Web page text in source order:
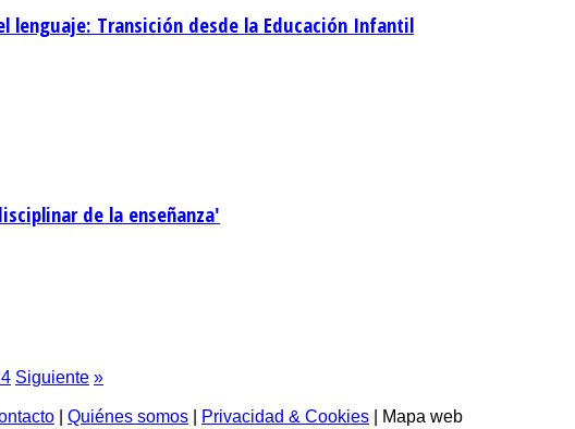
lenguaje: Transición desde la Educación Infantil
de la enseñanza'
Siguiente »
Quiénes somos Privacidad & Cookies | Mapa web